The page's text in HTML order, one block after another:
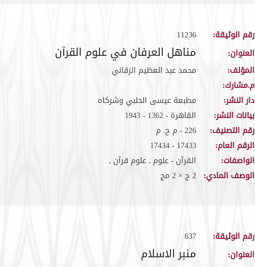
رقم الوثيقة:
11236
العنوان:
مناهل العرفان في علوم القرآن
المؤلف:
محمد عبد العظيم الزقاني
م.مشارك:
دار النشر:
مطبعة عيسى الحلبي وشركاه
بيانات النشر:
القاهرة - 1362 - 1943
رقم التصنيف:
226 - م ح. م
الرقم العام:
17433 - 17434
الواصفات:
القرآن - علوم , علوم قرآن ,
الوصف المادي: 2 ج × 2 مج
رقم الوثيقة:
637
العنوان:
منبر الاسلام